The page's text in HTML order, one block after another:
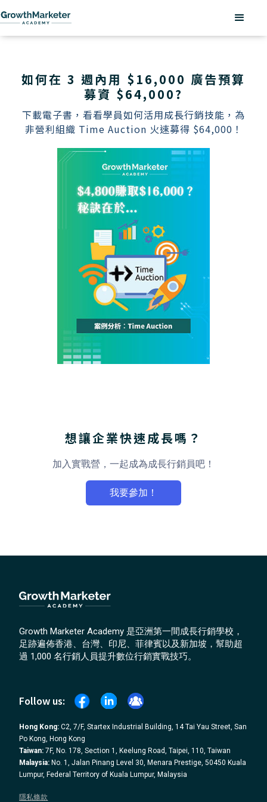
如何在 3 週內用 $16,000 廣告預算
募資 $64,000?
下載電子書，看看學員如何活用成長行銷技能，為
非營利組織 Time Auction 火速募得 $64,000！
想讓企業快速成長嗎？
加入實戰營，一起成為成長行銷員吧！
我要參加！
Growth Marketer Academy 是亞洲第一間成長行銷學校，
足跡遍佈香港、台灣、印尼、菲律賓以及新加坡，幫助超
過 1,000 名行銷人員提升數位行銷實戰技巧。
Follow us:
Hong Kong: C2, 7/F, Startex Industrial Building, 14 Tai Yau Street, San
Po Kong, Hong Kong
Taiwan: 7F, No. 178, Section 1, Keelung Road, Taipei, 110, Taiwan
Malaysia: No. 1, Jalan Pinang Level 30, Menara Prestige, 50450 Kuala
Lumpur, Federal Territory of Kuala Lumpur, Malaysia
隱私條款